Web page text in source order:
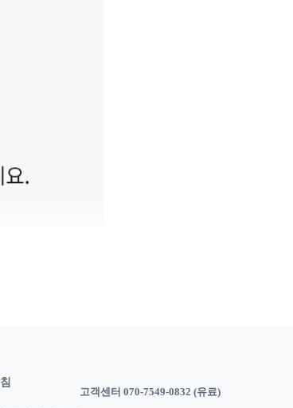
고객센터 070-7549-0832 (유료)